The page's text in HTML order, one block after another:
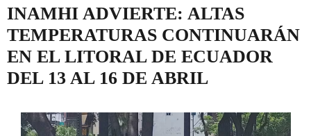
INAMHI ADVIERTE: ALTAS
TEMPERATURAS CONTINUARÁN
EN EL LITORAL DE ECUADOR
DEL 13 AL 16 DE ABRIL